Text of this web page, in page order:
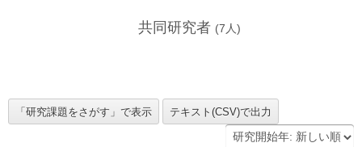
共同研究者 (7 人)